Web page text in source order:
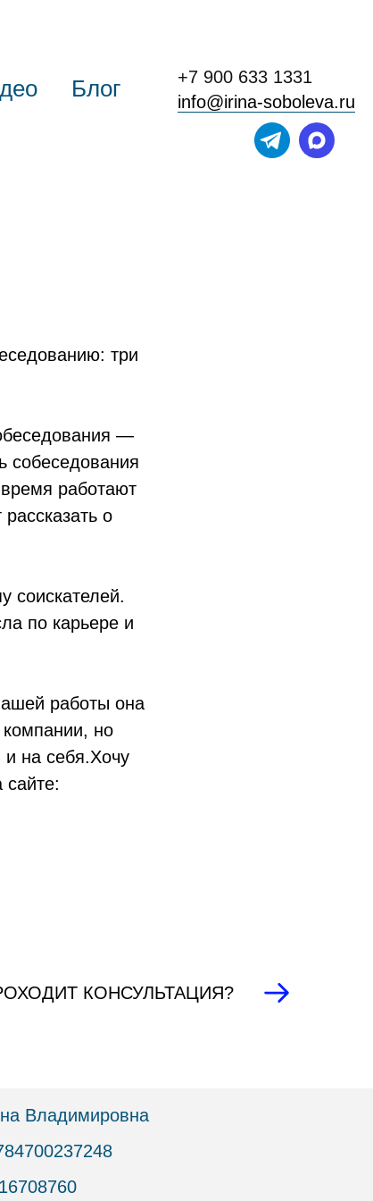
Блог
+7 900 633 1331
info@irina-soboleva.ru
три
—
собеседования
работают
о
соискателей.
по карьере и
работы она
но
и на себя.Хочу
сайте:
КОНСУЛЬТАЦИЯ?
Владимировна